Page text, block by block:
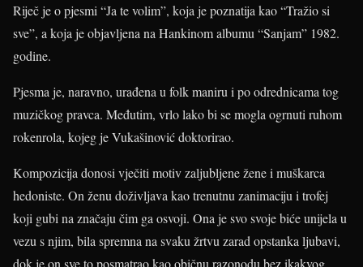
Riječ je o pjesmi “Ja te volim”, koja je poznatija kao “Tražio si
sve”, a koja je objavljena na Hankinom albumu “Sanjam” 1982.
godine.
Pjesma je, naravno, urađena u folk maniru i po odrednicama tog
muzičkog pravca. Međutim, vrlo lako bi se mogla ogrnuti ruhom
rokenrola, kojeg je Vukašinović doktorirao.
Kompozicija donosi vječiti motiv zaljubljene žene i muškarca
hedoniste. On ženu doživljava kao trenutnu zanimaciju i trofej
koji gubi na značaju čim ga osvoji. Ona je svo svoje biće unijela u
vezu s njim, bila spremna na svaku žrtvu zarad opstanka ljubavi,
dok je on sve to posmatrao kao običnu razonodu bez ikakvog